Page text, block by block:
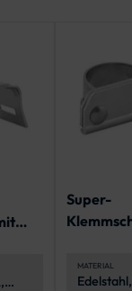
Super-
MATERIAL
Edelstahl,